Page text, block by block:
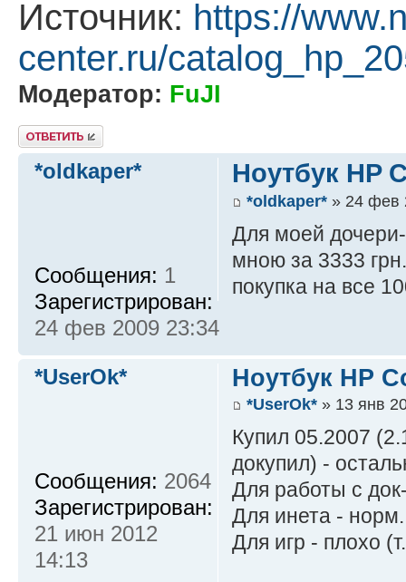
Источник: https://
center.ru/
Модератор: FuJI
Ответить
Ноутбук HP
*oldkaper*» 24 фев
Для моей
мною за 3333
покупка на все
*oldkaper*
Сообщения: 1
Зарегистрирован:
24 фев 2009 23:34
Ноутбук HP
*UserOk*» 13 янв
Купил 05.2007
докупил) -
Для работы с
Для инета -
Для игр - плохо
*UserOk*
Сообщения: 2064
Зарегистрирован:
21 июн 2012
14:13